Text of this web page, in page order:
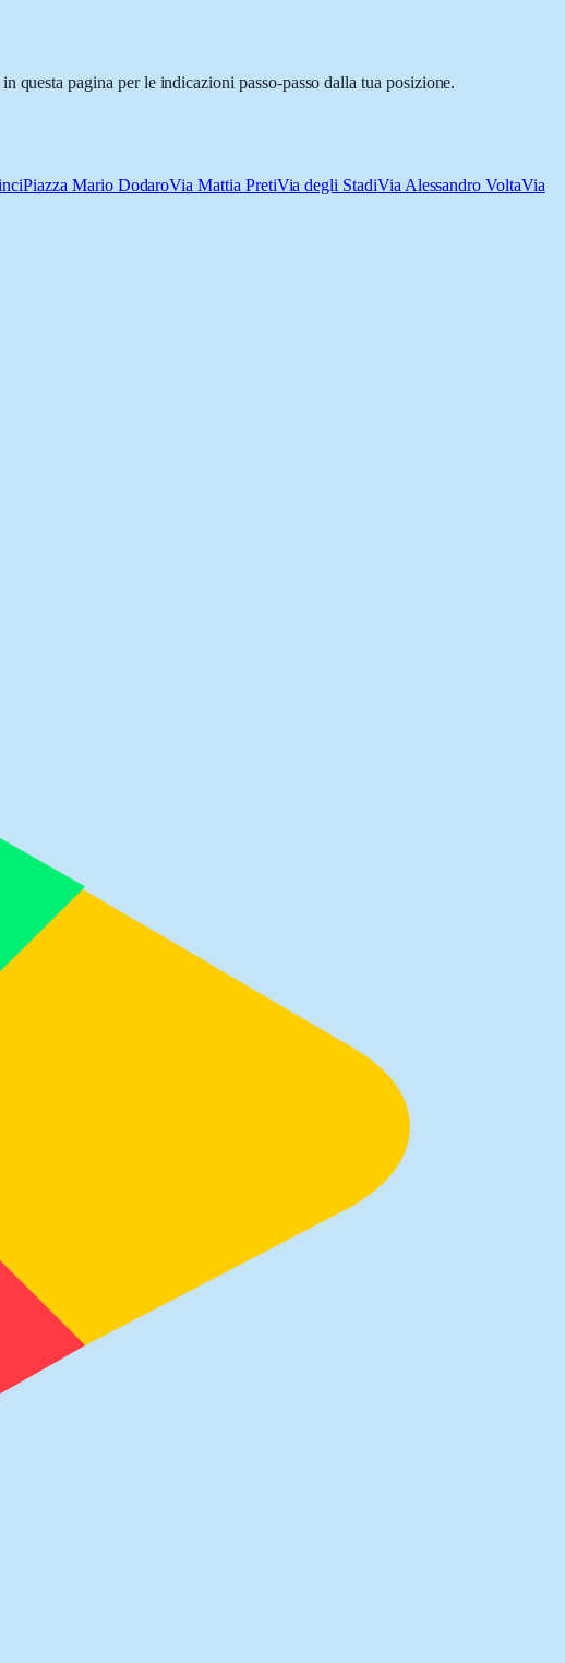
pagina per le indicazioni passo-passo dalla tua posizione.
Piazza Mario DodaroVia Mattia PretiVia degli StadiVia Alessandro VoltaVia